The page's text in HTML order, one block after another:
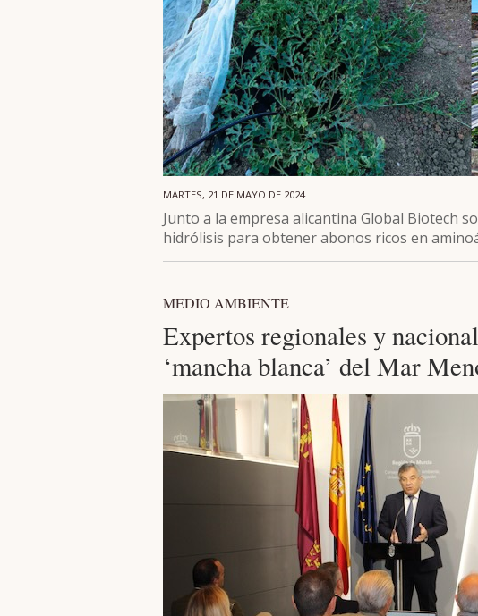
MARTES, 21 DE MAYO DE 2024
Junto a la empresa alicantina Global Biotech
hidrólisis para obtener abonos ricos en
MEDIO AMBIENTE
Expertos regionales y
‘mancha blanca’ del Mar